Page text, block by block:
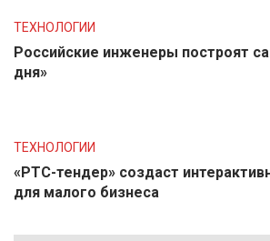
ТЕХНОЛОГИИ
Российские инженеры построят
дня»
ТЕХНОЛОГИИ
«РТС-тендер» создаст
для малого бизнеса